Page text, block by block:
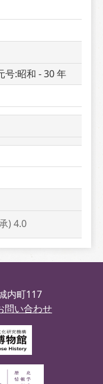
号:昭和 - 30 年
) 4.0
内町117
問い合わせ